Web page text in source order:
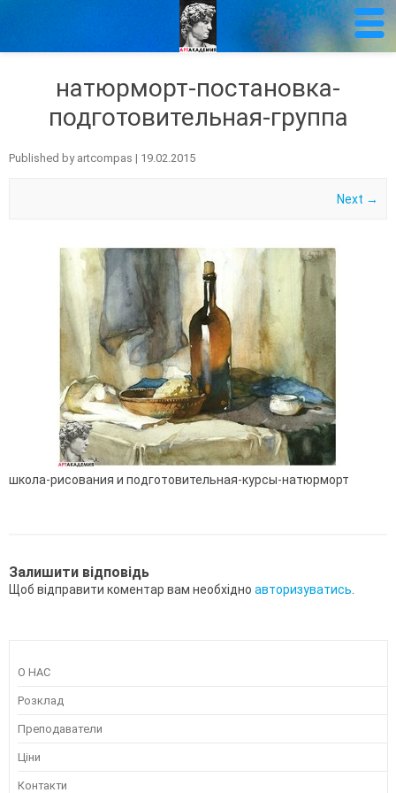
натюрморт-постановка-
подготовительная-группа
Published by artcompas | 19.02.2015
Next →
школа-рисования и подготовительная-курсы-натюрморт
Залишити відповідь
Щоб відправити коментар вам необхідно авторизуватись
О НАС
Розклад
Преподаватели
Ціни
Контакти